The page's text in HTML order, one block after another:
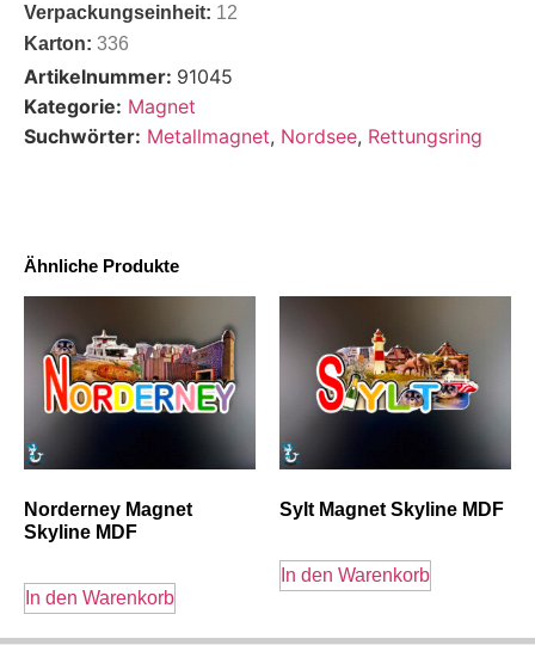
Verpackungseinheit: 12
Karton: 336
Artikelnummer: 91045
Kategorie: Magnet
Suchwörter: Metallmagnet, Nordsee, Rettungsring
Ähnliche Produkte
Norderney Magnet
Skyline MDF
In den Warenkorb
Sylt Magnet Skyline MDF
In den Warenkorb